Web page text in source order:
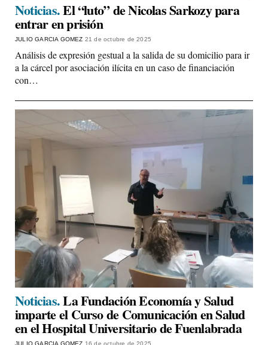
Noticias.El “luto” de Nicolas Sarkozy para
entrar en prisión
JULIO GARCIA GOMEZ 21 de octubre de 2025
Análisis de expresión gestual a la salida de su domicilio para ir
a la cárcel por asociación ilícita en un caso de financiación
con…
Noticias.La Fundación Economía y Salud
imparte el Curso de Comunicación en Salud
en el Hospital Universitario de Fuenlabrada
JULIO GARCIA GOMEZ 16 de octubre de 2025